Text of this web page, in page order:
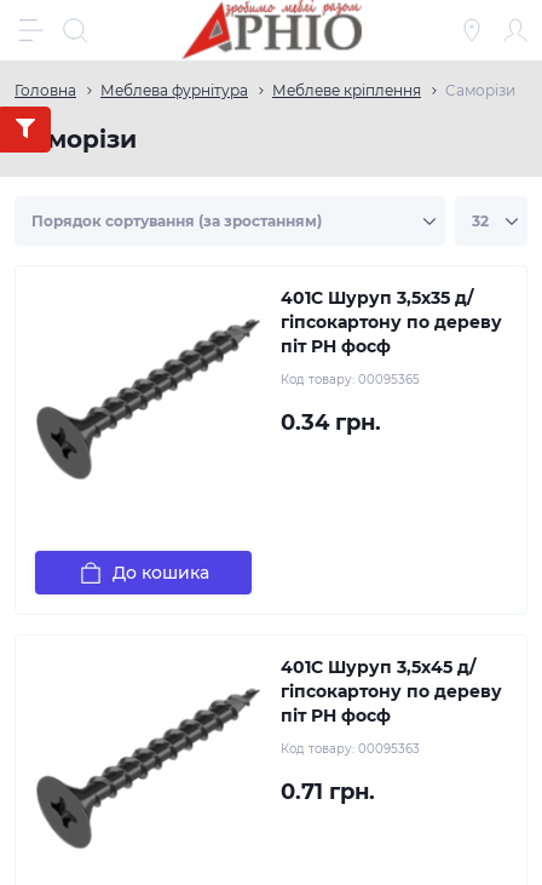
Головна Меблева фурнітура Меблеве кріплення Саморізи
Саморізи
401C Шуруп 3,5х35 д/
гіпсокартону по дереву
піт PH фосф
Код товару: 00095365
0.34 грн.
До кошика
401C Шуруп 3,5х45 д/
гіпсокартону по дереву
піт PH фосф
Код товару: 00095363
0.71 грн.